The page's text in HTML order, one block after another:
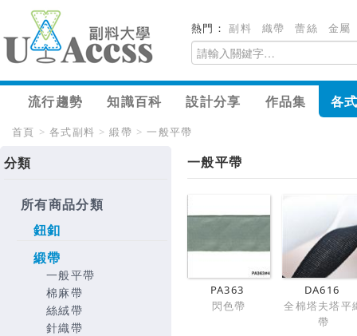
熱門：副料 織帶 蕾絲 金屬
流行趨勢 知識百科 設計分享 作品集 各
首頁 > 各式副料 > 緞帶 > 一般平帶
分類
所有商品分類
鈕釦
緞帶
一般平帶
棉麻帶
絲絨帶
針織帶
一般平帶
PA363
閃色帶
DA616
全棉塔夫塔平
帶